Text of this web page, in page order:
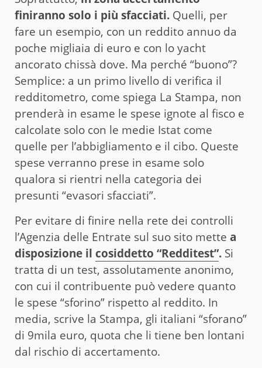
finiranno solo i più sfacciati. Quelli, per
fare un esempio, con un reddito annuo da
poche migliaia di euro e con lo yacht
ancorato chissà dove. Ma perché “buono”?
Semplice: a un primo livello di verifica il
redditometro, come spiega La Stampa, non
prenderà in esame le spese ignote al fisco e
calcolate solo con le medie Istat come
quelle per l’abbigliamento e il cibo. Queste
spese verranno prese in esame solo
qualora si rientri nella categoria dei
presunti “evasori sfacciati”.
Per evitare di finire nella rete dei controlli
l’Agenzia delle Entrate sul suo sito mette a
disposizione il cosiddetto “Redditest”. Si
tratta di un test, assolutamente anonimo,
con cui il contribuente può vedere quanto
le spese “sforino” rispetto al reddito. In
media, scrive la Stampa, gli italiani “sforano”
di 9mila euro, quota che li tiene ben lontani
dal rischio di accertamento.